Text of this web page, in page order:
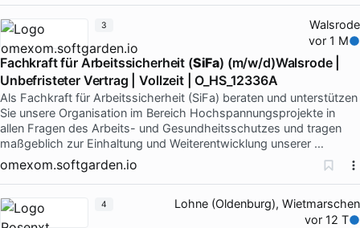
Walsrode
vor 1 M
Fachkraft für Arbeitssicherheit (SiFa) (m/w/d)Walsrode |
Unbefristeter Vertrag | Vollzeit | O_HS_12336A
Als Fachkraft für Arbeitssicherheit (SiFa) beraten und unterstützen
Sie unsere Organisation im Bereich Hochspannungsprojekte in
allen Fragen des Arbeits- und Gesundheitsschutzes und tragen
maßgeblich zur Einhaltung und Weiterentwicklung unserer …
omexom.softgarden.io
3
Lohne (Oldenburg), Wietmarschen
vor 12 T
4